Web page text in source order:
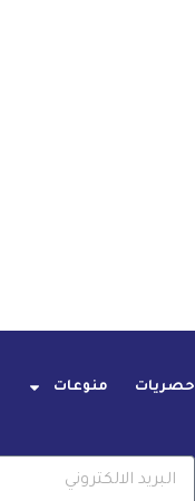
حصريات منوعات